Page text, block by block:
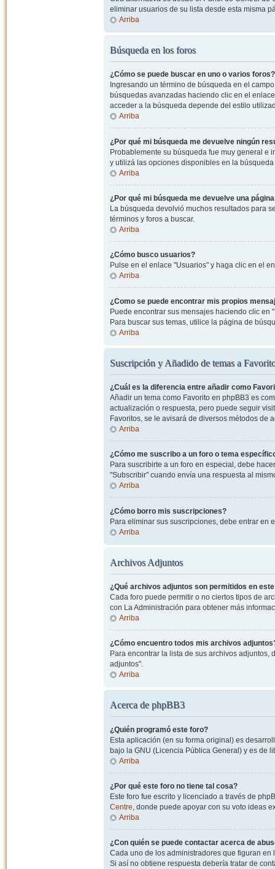
eliminar usuarios de su lista desde esta misma
Arriba
Búsqueda en los foros
¿Cómo se puede buscar en uno o varios foros?
Ingresando un término de búsqueda en el
búsquedas avanzadas haciendo clic en el
acceder a la búsqueda depende del estilo
Arriba
¿Por qué mi búsqueda me devuelve ningún
Probablemente su búsqueda fue muy general e
y utilizá las opciones disponibles en la
Arriba
¿Por qué mi búsqueda me devuelve una
La búsqueda devolvió muchos resultados para
términos y foros a buscar.
Arriba
¿Cómo busco usuarios?
Pulse en el enlace "Usuarios" y haga clic en el
Arriba
¿Como se puede encontrar mis propios
Puede encontrar sus mensajes haciendo clic en
Para buscar sus temas, utilice la página de
Arriba
Suscripción y Añadido de temas a
¿Cuál es la diferencia entre añadir como
Añadir un tema como Favorito en phpBB3 es
actualización o respuesta, pero puede seguir
Favoritos, se le avisará de diversos métodos de
Arriba
¿Cómo me suscribo a un foro o tema
Para suscribirte a un foro en especial, debe
"Subscribir" cuando envía una respuesta al
Arriba
¿Cómo borro mis suscripciones?
Para eliminar sus suscripciones, debe entrar en
Arriba
Archivos Adjuntos
¿Qué archivos adjuntos son permitidos en
Cada foro puede permitir o no ciertos tipos de
con La Administración para obtener más
Arriba
¿Cómo encuentro todos mis archivos
Para encontrar la lista de sus archivos
adjuntos".
Arriba
Acerca de phpBB3
¿Quién programó este foro?
Esta aplicación (en su forma original) es
bajo la GNU (Licencia Pública General) y es de
Arriba
¿Por qué este foro no tiene tal cosa?
Este foro fue escrito y licenciado a través de
Centre, donde puede apoyar con su voto ideas
Arriba
¿Con quién se puede contactar acerca de
Cada uno de los administradores que figuran
Si así no obtiene respuesta debería tratar de